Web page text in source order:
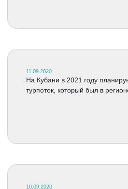
11.09.2020
На Кубани в 2021 году
турпоток, который был в
10.09.2020